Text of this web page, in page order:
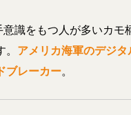
識をもつ人が多いカモ
アメリカ海軍のデジ
ブレーカー。